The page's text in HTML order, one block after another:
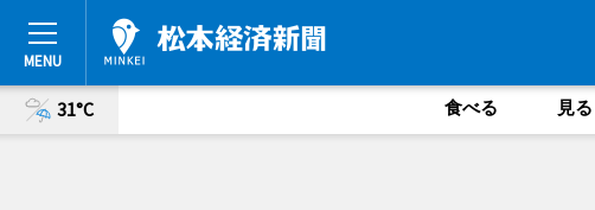
31°C 食べる 見